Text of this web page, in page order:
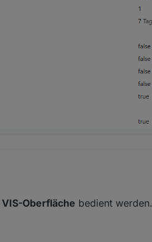
VIS-Oberfläche bedient werden.